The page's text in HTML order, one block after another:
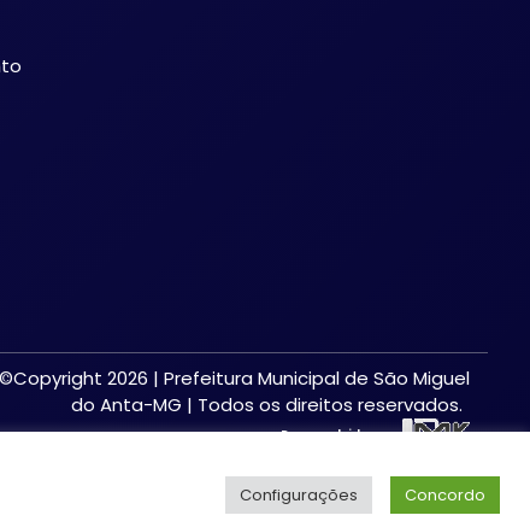
©Copyright 2026 | Prefeitura Municipal de São Miguel
do Anta-MG | Todos os direitos reservados.
Desenvolvido por:
Configurações Concordo